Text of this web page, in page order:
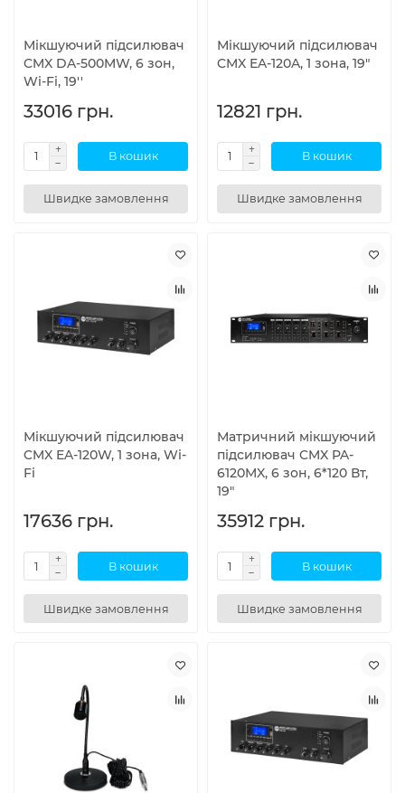
Мікшуючий підсилювач
CMX DA-500MW, 6 зон,
Wi-Fi, 19''
33016 грн.
В кошик
Швидке замовлення
Мікшуючий підсилювач
CMX EA-120A, 1 зона, 19"
12821 грн.
В кошик
Швидке замовлення
Мікшуючий підсилювач
CMX EA-120W, 1 зона, Wi-
Fi
17636 грн.
В кошик
Швидке замовлення
Матричний мікшуючий
підсилювач CMX PA-
6120MX, 6 зон, 6*120 Вт,
19"
35912 грн.
В кошик
Швидке замовлення